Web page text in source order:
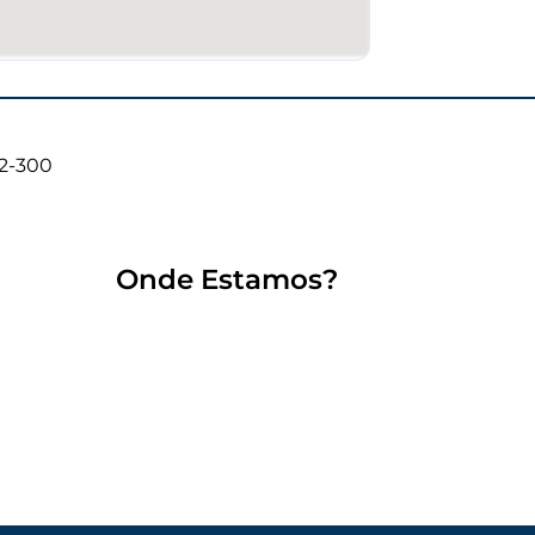
300
Onde Estamos?